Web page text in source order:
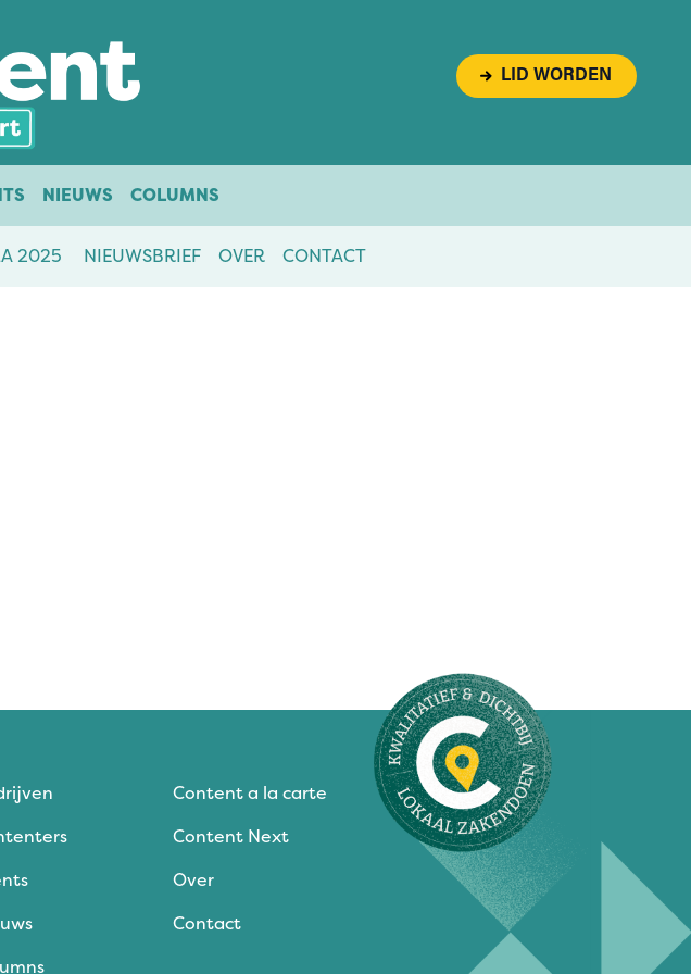
LID WORDEN
NIEUWS COLUMNS
2025 NIEUWSBRIEF OVER CONTACT
Content a la carte
Content Next
Over
Contact